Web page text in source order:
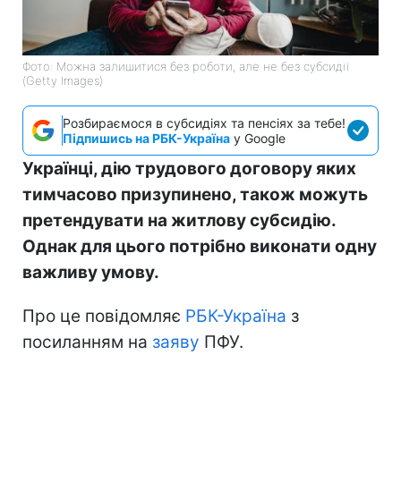
Фото: Можна залишитися без роботи, але не без субсидії
(Getty Images)
Розбираємося в субсидіях та пенсіях за тебе!
Підпишись на РБК-Україна у Google
Українці, дію трудового договору яких
тимчасово призупинено, також можуть
претендувати на житлову субсидію.
Однак для цього потрібно виконати одну
важливу умову.
Про це повідомляє РБК-Україна з
посиланням на заяву ПФУ.